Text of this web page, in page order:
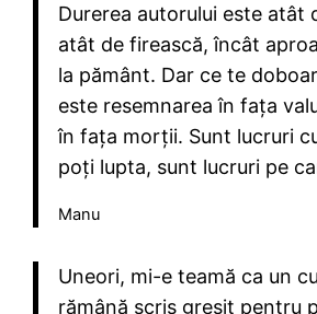
Durerea autorului este atât
atât de firească, încât
la pământ. Dar ce te
este resemnarea în fața
în fața morții. Sunt lucruri
poți lupta, sunt lucruri pe
Manu
Uneori, mi-e teamă ca un
rămână scris greșit pentru